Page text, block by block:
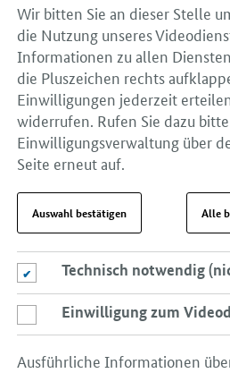
Wir bitten Sie an dieser Stelle
die Nutzung unseres
Informationen zu allen
die Pluszeichen rechts
Einwilligungen jederzeit
widerrufen. Rufen Sie dazu
Einwilligungsverwaltung über
Seite erneut auf.
Auswahl bestätigen Alle
Technisch notwendig
Technisch notwendig
Einwilligung zum
Einwilligung zum
Ausführliche Informationen